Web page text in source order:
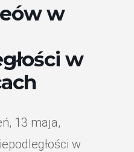
w
w
13 maja,
w